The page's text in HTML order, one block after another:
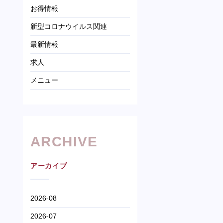
お得情報
新型コロナウイルス関連
最新情報
求人
メニュー
ARCHIVE
アーカイブ
2026-08
2026-07